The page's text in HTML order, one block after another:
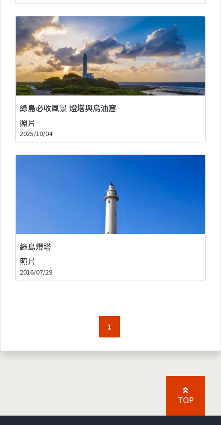
綠島必收風景 燈塔與烏油窟
照片
2025/10/04
綠島燈塔
照片
2016/07/29
1
TOP